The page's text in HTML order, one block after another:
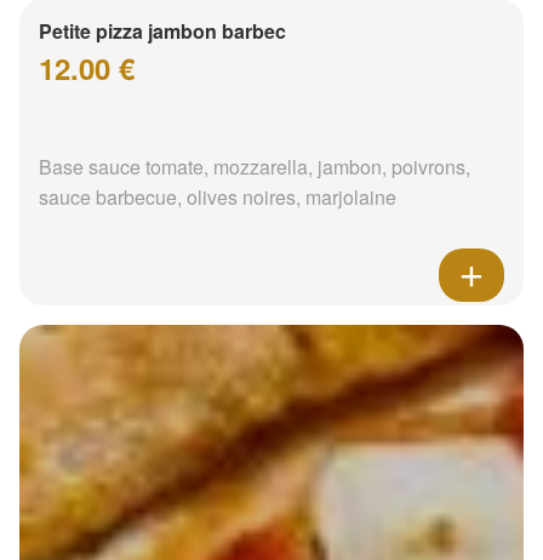
Petite pizza jambon barbec
12.00 €
Base sauce tomate, mozzarella, jambon, poivrons,
sauce barbecue, olives noires, marjolaine